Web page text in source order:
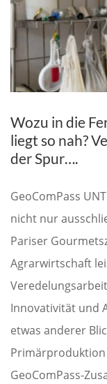
Wozu in die
liegt so nah?
der Spur….
GeoComPass
nicht nur
Pariser
Agrarwirtschaft
Innovativität und
etwas anderer
GeoComPass-